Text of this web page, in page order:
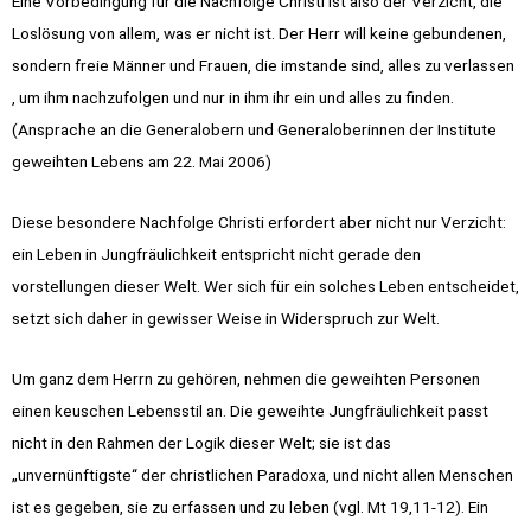
Loslösung von allem, was er nicht ist. Der Herr will keine gebundenen,
sondern freie Männer und Frauen, die imstande sind, alles zu verlassen
, um ihm nachzufolgen und nur in ihm ihr ein und alles zu finden.
(Ansprache an die Generalobern und Generaloberinnen der Institute
geweihten Lebens am 22. Mai 2006)
Diese besondere Nachfolge Christi erfordert aber nicht nur Verzicht:
ein Leben in Jungfräulichkeit entspricht nicht gerade den
vorstellungen dieser Welt. Wer sich für ein solches Leben entscheidet,
setzt sich daher in gewisser Weise in Widerspruch zur Welt.
Um ganz dem Herrn zu gehören, nehmen die geweihten Personen
einen keuschen Lebensstil an. Die geweihte Jungfräulichkeit passt
nicht in den Rahmen der Logik dieser Welt; sie ist das
„unvernünftigste“ der christlichen Paradoxa, und nicht allen Menschen
ist es gegeben, sie zu erfassen und zu leben (vgl. Mt 19,11-12). Ein